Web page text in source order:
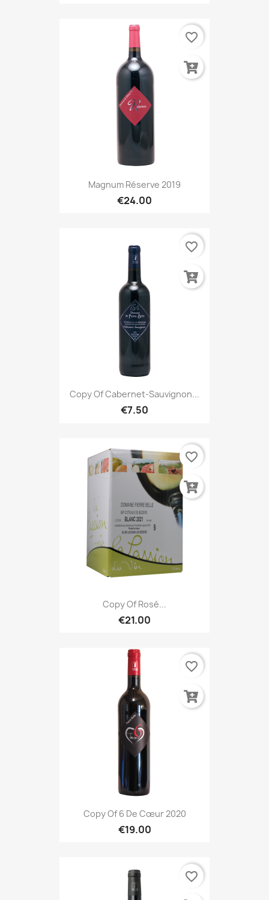
Magnum Réserve 2019
€24.00
favorite_border
Copy Of Cabernet-Sauvignon...
€7.50
favorite_border
Copy Of Rosé...
€21.00
favorite_border
Copy Of 6 De Cœur 2020
€19.00
favorite_border
favorite_border